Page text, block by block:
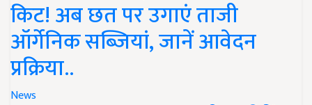
किट! अब छत पर उगाएं ताजी
ऑर्गेनिक सब्जियां, जानें आवेदन
प्रक्रिया..
News